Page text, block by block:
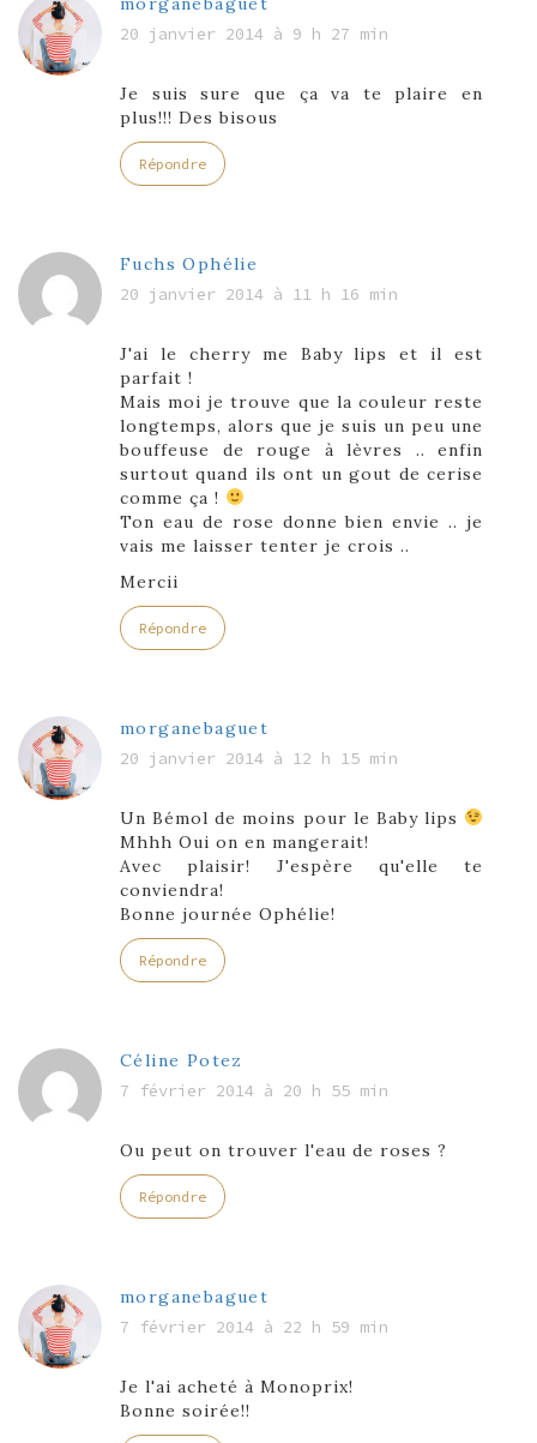
20 janvier 2014 à 9 h 27 min
Je suis sure que ça va te plaire en
plus!!! Des bisous
Répondre
Fuchs Ophélie
20 janvier 2014 à 11 h 16 min
J'ai le cherry me Baby lips et il est
parfait !
Mais moi je trouve que la couleur reste
longtemps, alors que je suis un peu une
bouffeuse de rouge à lèvres .. enfin
surtout quand ils ont un gout de cerise
comme ça !
Ton eau de rose donne bien envie .. je
vais me laisser tenter je crois ..
Mercii
Répondre
morganebaguet
20 janvier 2014 à 12 h 15 min
Un Bémol de moins pour le Baby lips
Mhhh Oui on en mangerait!
Avec plaisir! J'espère qu'elle te
conviendra!
Bonne journée Ophélie!
Répondre
Céline Potez
7 février 2014 à 20 h 55 min
Ou peut on trouver l'eau de roses ?
Répondre
morganebaguet
7 février 2014 à 22 h 59 min
Je l'ai acheté à Monoprix!
Bonne soirée!!